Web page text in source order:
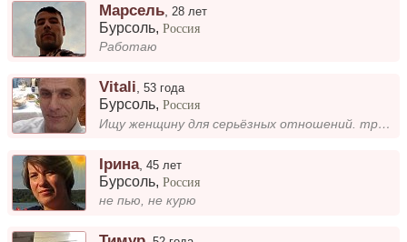
Марсель 28 лет
Бурсоль,Россия
Работаю
Vitali,53 года
Бурсоль,Россия
Ищу женщину для серьёзных отношений. трудолюбивый, люблю дачу лес рыбалку. путешествовать на машине
Ірина,45 лет
Бурсоль,Россия
не пью, не курю